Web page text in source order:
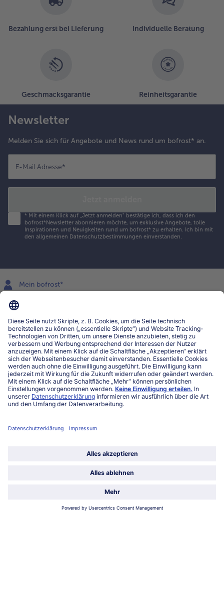
Bezahlung erst bei Lieferung Individuelle Beratung
Geschmacksgarantie Reinheitsgarantie
Newsletter
Melden Sie sich für Angebote und News rund um bofrost* an.
E-Mail Adresse*
* Mit einem Klick auf „Jetzt anmelden" bestätige ich, dass ich den
bofrost*Newsletter abonnieren möchte, um exklusive Angebote, tolle
Inspirationen und Neuigkeiten rund um bofrost* zu erhalten. Ich bin mit
den allgemeinen Datenschutzbestimmungen einverstanden.
Mein bofrost*
www.bofrost.lu
027863232
Mo-Fr. von 7 bis 20 Uhr
Service
Über bofrost*